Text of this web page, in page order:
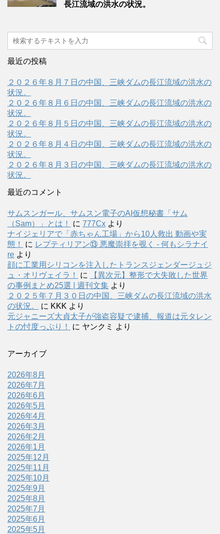
長江流域の洪水の状況。
最近の投稿
２０２６年８月７日の中国、三峡ダムの長江流域の洪水の
状況。
２０２６年８月６日の中国、三峡ダムの長江流域の洪水の
状況。
２０２６年８月５日の中国、三峡ダムの長江流域の洪水の
状況。
２０２６年８月４日の中国、三峡ダムの長江流域の洪水の
状況。
２０２６年８月３日の中国、三峡ダムの長江流域の洪水の
状況。
最近のコメント
サムスンガール、サムスン電子のAI仮想秘書「サム
（Sam）」とは！
に 777Cx より
ナイジェリアで「赤ちゃん工場」から10人救出 動画や実
態！
に レプティリアン⑬ 悪魔崇拝を覗く - 何もシラナイ
re より
顔に工業用シリコンを注入したトランスジェンダージュジ
ュ・オリヴェイラ！
に
【異次元】整形で大失敗した世界
の事例まとめ25選 | 週刊文集 より
２０２５年７月３０日の中国、三峡ダムの長江流域の洪水
の状況。
に KKK より
元ジャニーズ大貞太子が強盗容疑で逮捕、報道は元タレン
トの忖度っぷり！
に ヤンクミ より
アーカイブ
2026年8月
2026年7月
2026年6月
2026年5月
2026年4月
2026年3月
2026年2月
2026年1月
2025年12月
2025年11月
2025年10月
2025年9月
2025年8月
2025年7月
2025年6月
2025年5月